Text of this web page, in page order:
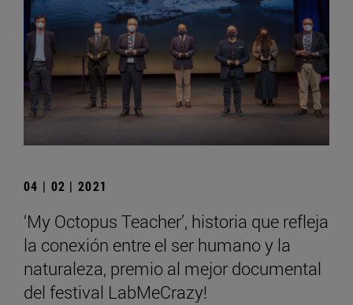
04 | 02 | 2021
‘My Octopus Teacher’, historia que refleja
la conexión entre el ser humano y la
naturaleza, premio al mejor documental
del festival LabMeCrazy!